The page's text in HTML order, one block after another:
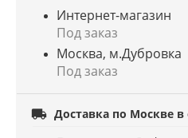
Интернет-магазин
Под заказ
Москва, м.Дубровка
Под заказ
 Доставка по Москве в